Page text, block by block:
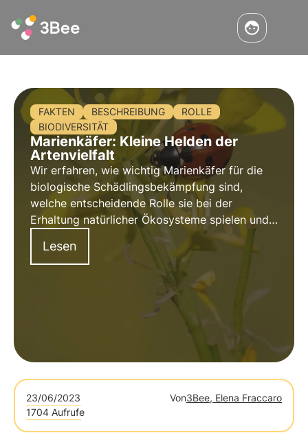
FAKTEN BESCHREIBUNG
ROLLE
BIODIVERSITÄT
Marienkäfer: Kleine Helden der
Artenvielfalt
Wir erfahren, wie wichtig Marienkäfer für die
biologische Schädlingsbekämpfung sind,
welche entscheidende Rolle sie bei der
Erhaltung natürlicher Ökosysteme spielen und
wie diese kleinen, aber gefräßigen Tiere die
biologische Vielfalt und das Wohlergehen der
Pflanzen positiv beeinflussen.
Lesen
23/06/2023 Von3Bee, Elena Fraccaro
1704 Aufrufe